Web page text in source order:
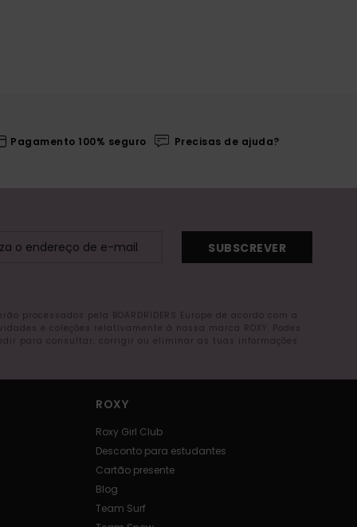
Pagamento 100% seguro Precisas de ajuda?
SUBSCREVER
pela BOARDRIDERS Europe de acordo com a
e coleções relativamente à nossa marca ROXY. Podes
para consultar, corrigir ou eliminar as tuas informações
ROXY
Roxy Girl Club
Desconto para estudantes
Cartão presente
Blog
Team Surf